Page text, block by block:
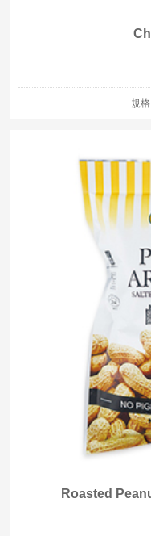
規
Roasted